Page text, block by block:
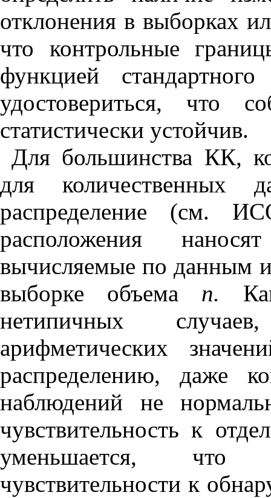
отклонения в выборках
что контрольные
функцией
удостовериться, что
статистически устойчив.
Для большинства КК,
для количественных
распределение (см.
расположения
вычисляемые по данным
выборке объема п.
нетипичных
арифметических
распределению, даже
наблюдений не
чувствительность к
уменьшается, что
чувствительности к